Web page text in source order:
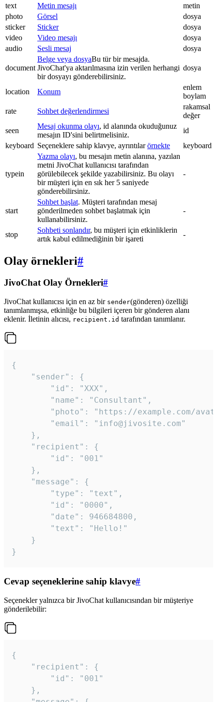
text
Metin mesajı
metin
photo
Görsel
dosya
sticker
Sticker
dosya
video
Video mesajı
dosya
audio
Sesli mesaj dosya
document
Belge veya dosyaBu tür bir mesajda.
JivoChat'ya aktarılmasına izin verilen herhangi
bir dosyayı gönderebilirsiniz.
dosya
location Konum
enlem
boylam
rate
Sohbet değerlendirmesi
rakamsal
değer
seen
Mesaj okunma olayı, id alanında okuduğunuz
mesajın ID'sini belirtmelisiniz.
id
keyboard Seçeneklere sahip klavye, ayrıntılarörnekte keyboard
typein
Yazma olayı, bu mesajın metin alanına, yazılan
metni JivoChat kullanıcısı tarafından
görülebilecek şekilde yazabilirsiniz. Bu olayı
bir müşteri için en sık her 5 saniyede
gönderebilirsiniz.
-
start
Sohbet başlat. Müşteri tarafından mesaj
gönderilmeden sohbet başlatmak için
kullanabilirsiniz.
-
stop
Sohbeti sonlandır, bu müşteri için etkinliklerin
artık kabul edilmediğinin bir işareti
-
Olay örnekleri#
JivoChat Olay Örnekleri#
JivoChat kullanıcısı için en az bir sender(gönderen) özelliği
tanımlanmışsa, etkinliğe bu bilgileri içeren bir gönderen alanı
eklenir. İletinin alıcısı, recipient.id tarafından tanımlanır.
{
}
Cevap seçeneklerine sahip klavye#
Seçenekler yalnızca bir JivoChat kullanıcısından bir müşteriye
gönderilebilir:
{